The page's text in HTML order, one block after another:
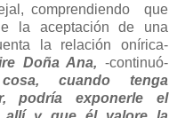
comprendiendo que
la aceptación de una
la relación onírica-
Doña Ana,-continuó-
cuando tenga
podría exponerle el